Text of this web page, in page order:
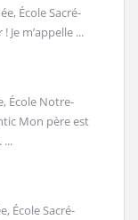
École Sacré-
m’appelle ...
École Notre-
Mon père est
...
École Sacré-